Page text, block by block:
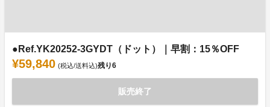
●Ref.YK20252-3GYDT（ドット）｜早割：15％OFF
¥59,840 (税込/送料込)残り6
販売終了